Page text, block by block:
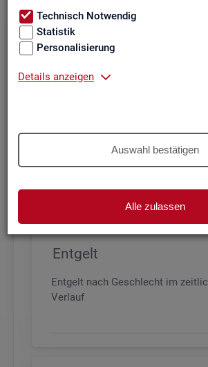
Technisch Notwendig
Statistik
Personalisierung
Details anzeigen
Auswahl bestätigen
Alle zulassen
Bitte wäh­len Sie ein Thema aus
Arbeitszeit und
den wichtigsten Branchen
Entgelt
Entgelt nach Geschlecht im
Verlauf